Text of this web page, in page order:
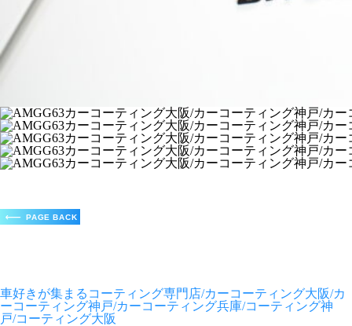
車好きが集まるコーティング専門店/カーコーティング大阪/カ
ーコーティング神戸/カーコーティング兵庫/コーティング神
戸/コーティング大阪